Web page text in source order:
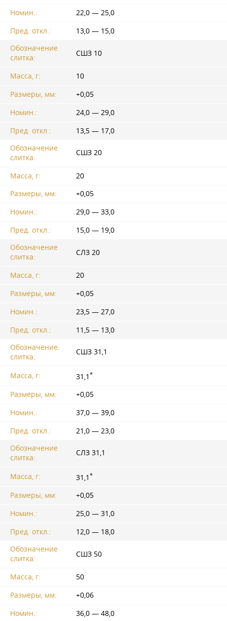
Номин.:
22,0 — 25,0
Пред. откл.:
13,0 — 15,0
Обозначение
слитка:
СШЗ 10
Масса, г:
10
Размеры, мм:
+0,05
Номин.:
24,0 — 29,0
Пред. откл.:
13,5 — 17,0
Обозначение
слитка:
СШЗ 20
Масса, г:
20
Размеры, мм:
+0,05
Номин.:
29,0 — 33,0
Пред. откл.:
15,0 — 19,0
Обозначение
слитка:
СЛЗ 20
Масса, г:
20
Размеры, мм:
+0,05
Номин.:
23,5 — 27,0
Пред. откл.:
11,5 — 13,0
Обозначение
слитка:
СШЗ 31,1
Масса, г: 31,1 *
Размеры, мм:
+0,05
Номин.:
37,0 — 39,0
Пред. откл.:
21,0 — 23,0
Обозначение
слитка:
СЛЗ 31,1
Масса, г: 31,1 *
Размеры, мм:
+0,05
Номин.:
25,0 — 31,0
Пред. откл.:
12,0 — 18,0
Обозначение
слитка:
СШЗ 50
Масса, г:
50
Размеры, мм:
+0,06
Номин.:
36,0 — 48,0